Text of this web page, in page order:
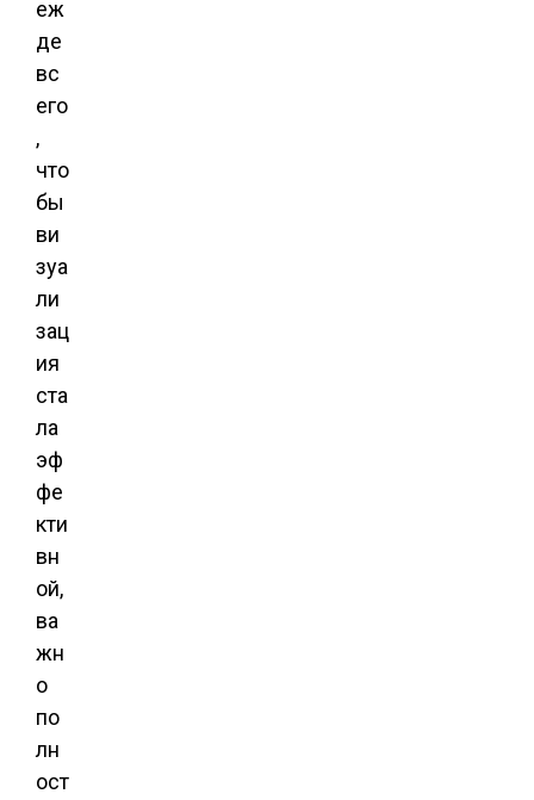
еж
де
вс
его
,
что
бы
ви
зуа
ли
зац
ия
ста
ла
эф
фе
кти
вн
ой,
ва
жн
о
по
лн
ост